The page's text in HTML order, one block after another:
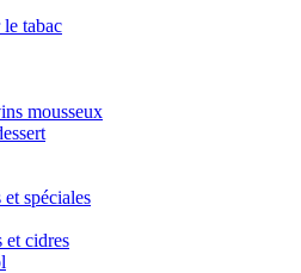
tabac
mousseux
spéciales
et cidres